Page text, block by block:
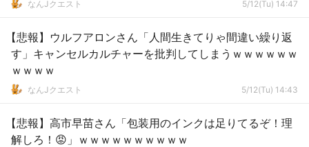
なんJクエスト 5/12(Tu) 14:47
【悲報】ウルフアロンさん「人間生きてりゃ間違い繰り返
す」キャンセルカルチャーを批判してしまうｗｗｗｗｗｗ
ｗｗｗｗ
なんJクエスト 5/12(Tu) 14:43
【悲報】高市早苗さん「包装用のインクは足りてるぞ！理
解しろ！😡」ｗｗｗｗｗｗｗｗｗｗ